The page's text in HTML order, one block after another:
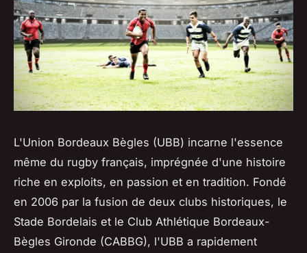
L'Union Bordeaux Bègles (UBB) incarne l'essence
même du rugby français, imprégnée d'une histoire
riche en exploits, en passion et en tradition. Fondé
en 2006 par la fusion de deux clubs historiques, le
Stade Bordelais et le Club Athlétique Bordeaux-
Bègles Gironde (CABBG), l'UBB a rapidement